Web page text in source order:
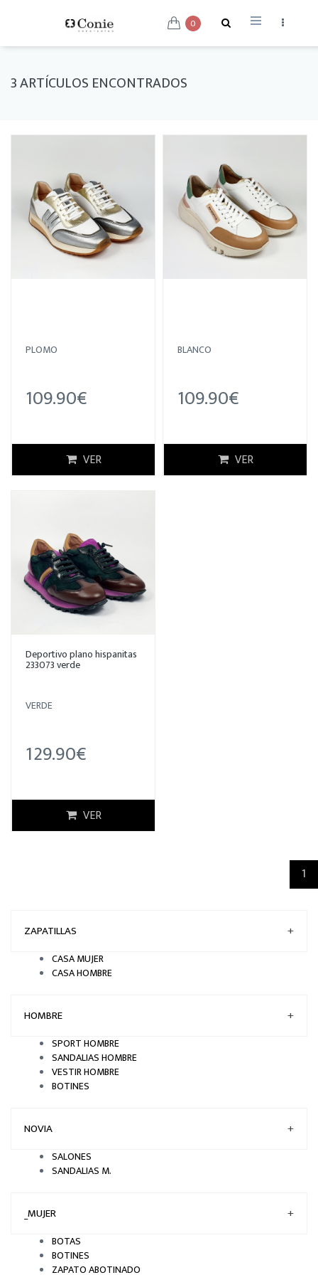
0
3 ARTÍCULOS ENCONTRADOS
PLOMO
109.90€
VER
BLANCO
109.90€
VER
Deportivo plano hispanitas
233073 verde
VERDE
129.90€
VER
1
ZAPATILLAS +
CASA MUJER
CASA HOMBRE
HOMBRE +
SPORT HOMBRE
SANDALIAS HOMBRE
VESTIR HOMBRE
BOTINES
NOVIA +
SALONES
SANDALIAS M.
_MUJER +
BOTAS
BOTINES
ZAPATO ABOTINADO